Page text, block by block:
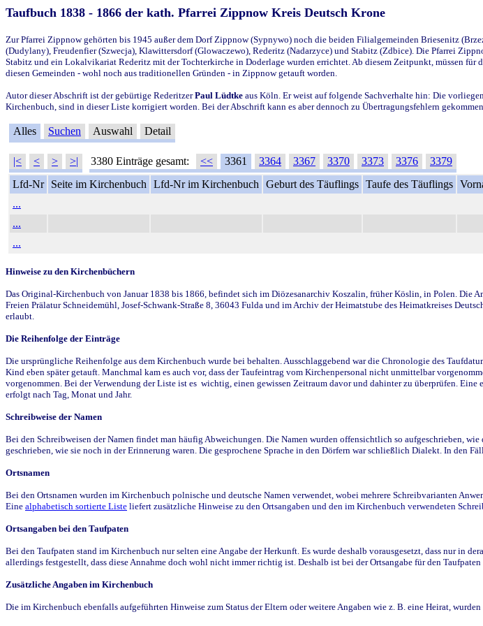
Taufbuch 1838 - 1866 der kath. Pfarrei Zippnow Kreis Deutsch Krone
Zur Pfarrei Zippnow gehörten bis 1945 außer dem Dorf Zippnow (Sypnywo) noch die beiden Filialgemeinden Briesenitz
(Dudylany), Freudenfier (Szwecja), Klawittersdorf (Glowaczewo), Rederitz (Nadarzyce) und Stabitz (Zdbice). Die Pfarrei
Stabitz und ein Lokalvikariat Rederitz mit der Tochterkirche in Doderlage wurden errichtet. Ab diesem Zeitpunkt, müssen
diesen Gemeinden - wohl noch aus traditionellen Gründen - in Zippnow getauft worden.
Autor dieser Abschrift ist der gebürtige RederitzerPaul Lüdtke aus Köln. Er weist auf folgende Sachverhalte hin: Die
Kirchenbuch, sind in dieser Liste korrigiert worden. Bei der Abschrift kann es aber dennoch zu Übertragungsfehlern
Alles Suchen Auswahl Detail
|< < > >| 3380 Einträge gesamt: << 3361 3364 3367 3370 3373 3376
3379
Lfd-Nr
Seite im Kirchenbuch Lfd-Nr im Kirchenbuch Geburt des Täuflings Taufe des Täuflings
...
...
...
Hinweise zu den Kirchenbüchern
Das Original-Kirchenbuch von Januar 1838 bis 1866, befindet sich im Diözesanarchiv Koszalin, früher Köslin, in Polen.
Freien Prälatur Schneidemühl, Josef-Schwank-Straße 8, 36043 Fulda und im Archiv der Heimatstube des Heimatkreises
erlaubt.
Die Reihenfolge der Einträge
Die ursprüngliche Reihenfolge aus dem Kirchenbuch wurde bei behalten. Ausschlaggebend war die Chronologie des
Kind eben später getauft. Manchmal kam es auch vor, dass der Taufeintrag vom Kirchenpersonal nicht unmittelbar
vorgenommen. Bei der Verwendung der Liste ist es wichtig, einen gewissen Zeitraum davor und dahinter zu überprüfen.
erfolgt nach Tag, Monat und Jahr.
Schreibweise der Namen
Bei den Schreibweisen der Namen findet man häufig Abweichungen. Die Namen wurden offensichtlich so aufgeschrieben,
geschrieben, wie sie noch in der Erinnerung waren. Die gesprochene Sprache in den Dörfern war schließlich Dialekt. In den
Ortsnamen
Bei den Ortsnamen wurden im Kirchenbuch polnische und deutsche Namen verwendet, wobei mehrere Schreibvarianten
Eine alphabetisch sortierte Liste liefert zusätzliche Hinweise zu den Ortsangaben und den im Kirchenbuch verwendeten
Ortsangaben bei den Taufpaten
Bei den Taufpaten stand im Kirchenbuch nur selten eine Angabe der Herkunft. Es wurde deshalb vorausgesetzt, dass nur in
allerdings festgestellt, dass diese Annahme doch wohl nicht immer richtig ist. Deshalb ist bei der Ortsangabe für den
Zusätzliche Angaben im Kirchenbuch
Die im Kirchenbuch ebenfalls aufgeführten Hinweise zum Status der Eltern oder weitere Angaben wie z. B. eine Heirat, wurden